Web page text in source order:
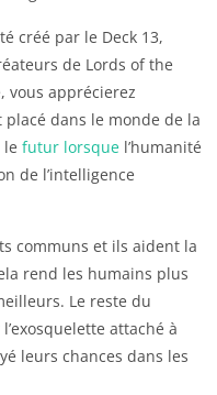
créé par le Deck 13,
de Lords of the
vous apprécierez
dans le monde de la
le futur lorsque l’humanité
de l’intelligence
communs et ils aident la
rend les humains plus
Le reste du
attaché à
leurs chances dans les